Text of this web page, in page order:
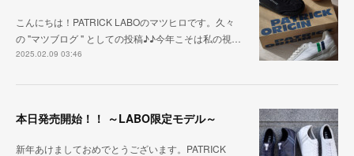
こんにちは！PATRICK LABOのマツヒロです。久々
の "マツブログ " としての投稿♪♪今年こそは私の視…
2025.02.09 03:46
本日発売開始！！ ～LABO限定モデル～
新年あけましておめでとうございます。PATRICK